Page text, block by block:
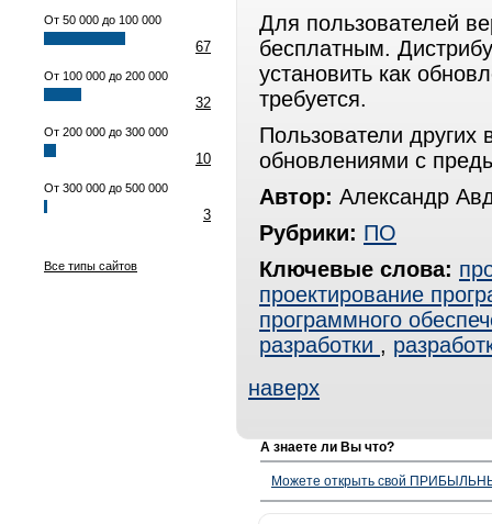
От 50 000 до 100 000
67
От 100 000 до 200 000
32
От 200 000 до 300 000
10
От 300 000 до 500 000
3
Все типы сайтов
Для пользователей
бесплатным.
установить как
требуется.
Пользователи других
обновлениями с
Автор: Александр
Рубрики: ПО
Ключевые слова:
проектирование
программного
разработки ,
наверх
А знаете ли Вы что?
Можете открыть свой